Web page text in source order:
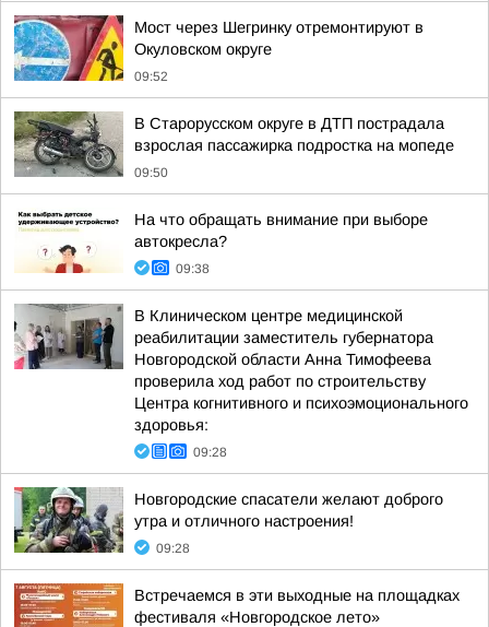
Мост через Шегринку отремонтируют в
Окуловском округе
09:52
В Старорусском округе в ДТП пострадала
взрослая пассажирка подростка на мопеде
09:50
На что обращать внимание при выборе
автокресла?
09:38
В Клиническом центре медицинской
реабилитации заместитель губернатора
Новгородской области Анна Тимофеева
проверила ход работ по строительству
Центра когнитивного и психоэмоционального
здоровья:
09:28
Новгородские спасатели желают доброго
утра и отличного настроения!
09:28
Встречаемся в эти выходные на площадках
фестиваля «Новгородское лето»